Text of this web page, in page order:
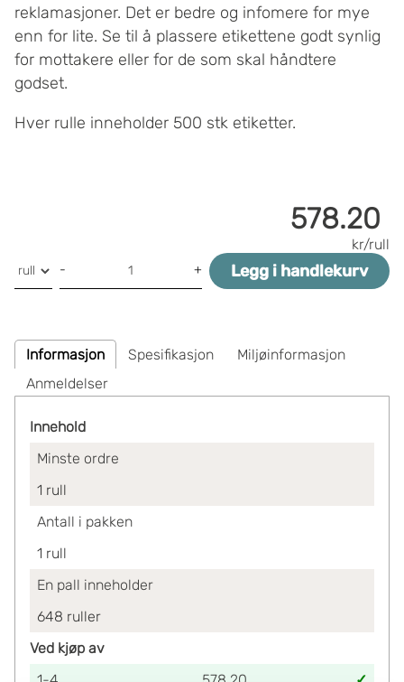
reklamasjoner. Det er bedre og infomere for mye
enn for lite. Se til å plassere etikettene godt synlig
for mottakere eller for de som skal håndtere
godset.
Hver rulle inneholder 500 stk etiketter.
578.20
kr/rull
- + Legg i handlekurv
Informasjon Spesifikasjon
Miljøinformasjon
Anmeldelser
Innehold
Minste ordre
1 rull
Antall i pakken
1 rull
En pall inneholder
648 ruller
Ved kjøp av